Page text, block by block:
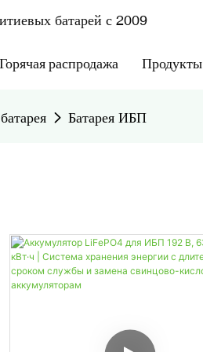
батарей с 2009
Горячая распродажа Продукты
Батарея ИБП